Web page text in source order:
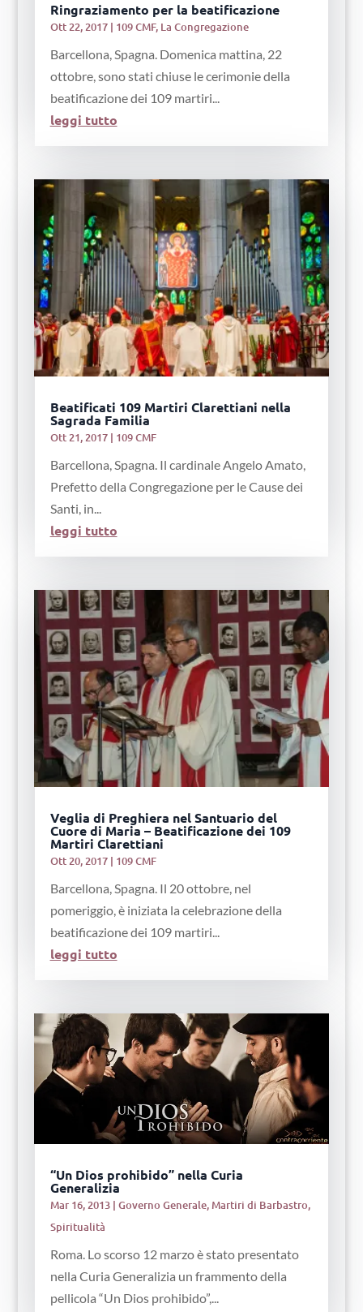
Ringraziamento per la beatificazione
Ott 22, 2017| 109 CMF, La Congregazione
Barcellona, Spagna. Domenica mattina, 22
ottobre, sono stati chiuse le cerimonie della
beatificazione dei 109 martiri...
leggi tutto
Beatificati 109 Martiri Clarettiani nella
Sagrada Familia
Ott 21, 2017| 109 CMF
Barcellona, ​​Spagna. Il cardinale Angelo Amato,
Prefetto della Congregazione per le Cause dei
Santi, in...
leggi tutto
Veglia di Preghiera nel Santuario del
Cuore di Maria – Beatificazione dei 109
Martiri Clarettiani
Ott 20, 2017| 109 CMF
Barcellona, Spagna. Il 20 ottobre, nel
pomeriggio, è iniziata la celebrazione della
beatificazione dei 109 martiri...
leggi tutto
“Un Dios prohibido” nella Curia
Generalizia
Mar 16, 2013| Governo Generale, Martiri di Barbastro,
Spiritualità
Roma. Lo scorso 12 marzo è stato presentato
nella Curia Generalizia un frammento della
pellicola “Un Dios prohibido”,...